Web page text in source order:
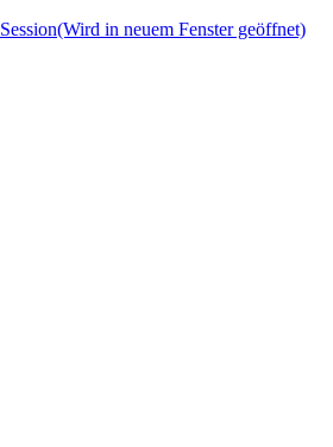
Session(Wird in neuem Fenster geöffnet)